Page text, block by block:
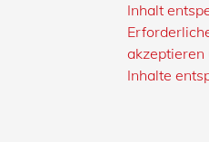
Inhalt
akzeptieren
Inhalte